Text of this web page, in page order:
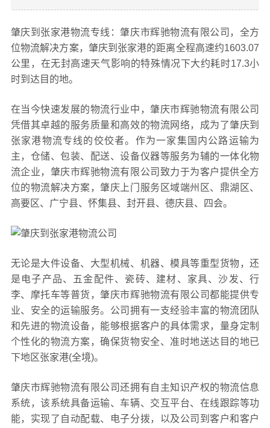
肇庆到张家港物流专线：肇庆市辉驰物流有限公司，全方
位物流解决方案，肇庆到张家港的距离全程高速约1603.07
公里，在无封高速天气影响的特殊情况下大约耗时17.3小
时到达目的地。
在当今快速发展的物流行业中，肇庆市辉驰物流有限公司
凭借其卓越的服务质量和高效的物流网络，成为了肇庆到
张家港物流专线的佼佼者。作为一家集国内公路运输为
主，仓储、包装、配送、设备仪器等服务为辅的一体化物
流企业，肇庆市辉驰物流有限公司致力于为客户提供全方
位的物流解决方案，肇庆上门服务区域端州区、鼎湖区、
高要区、广宁县、怀集县、封开县、德庆县、四会。
无论是大件设备、大型机械、机器、模具等重型货物，还
是电子产品、五金配件、瓷砖、建材、家具、沙发、行
李、摩托车等普货，肇庆市辉驰物流有限公司都能提供专
业、安全的运输服务。公司拥有一支经验丰富的物流团队
和先进的物流设备，能够根据客户的具体需求，量身定制
个性化的物流方案，确保货物安全、准时地送达目的地已
下地区张家港(全境)。
肇庆市辉驰物流有限公司还拥有自主知识产权的物流信息
系统，该系统具备运输、车辆、交互平台、在线跟踪等功
能，实现了自动配载、电子分拨，以及公司到客户和客户